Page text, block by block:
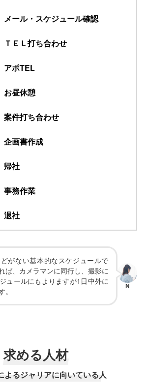
メール・スケジュール確認
ＴＥＬ打ち合わせ
アポTEL
お昼休憩
案件打ち合わせ
企画書作成
帰社
事務作業
退社
がない基本的なスケジュールで
ば、カメラマンに同行し、撮影に
ュールにもよりますが1日中外に
N
求める人材
よるジャリアに向いている人